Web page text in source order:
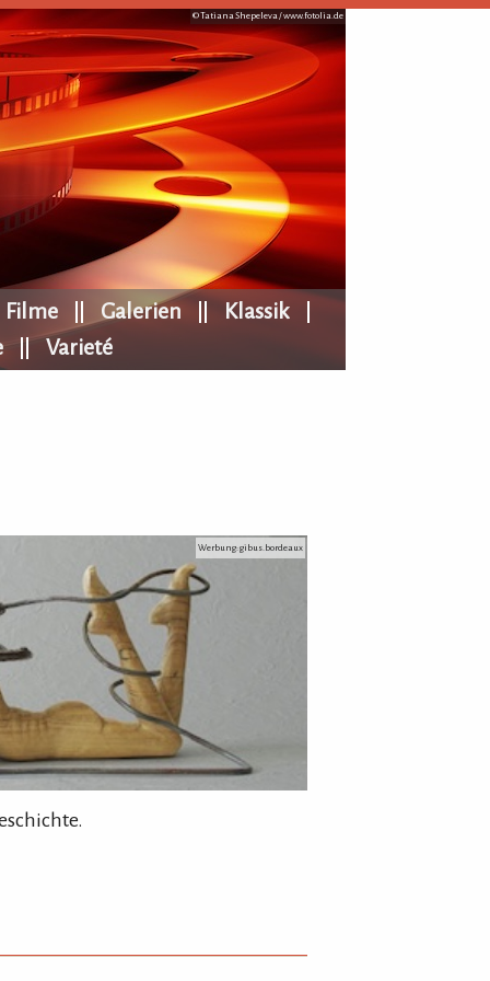
© Tatiana Shepeleva /www.fotolia.de
Filme Galerien
Klassik
Varieté
Werbung: gibus.bordeaux